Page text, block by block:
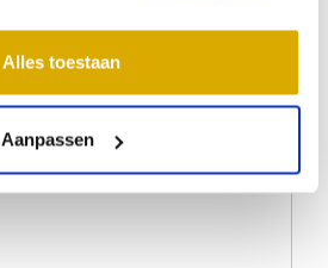
Alles toestaan
Aanpassen